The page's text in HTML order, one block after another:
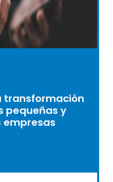
transformación
pequeñas y